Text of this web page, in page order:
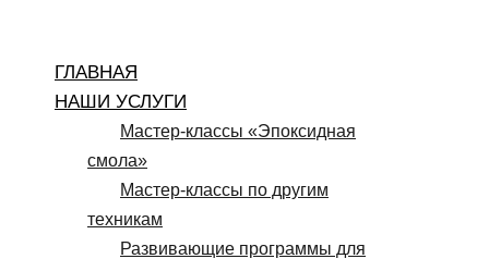
содержимому
ГЛАВНАЯ
НАШИ УСЛУГИ
Мастер-классы «Эпоксидная
смола»
Мастер-классы по другим
техникам
Развивающие программы для